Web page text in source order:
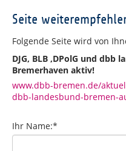
Seite
Folgende Seite wird von
DJG, BLB ,DPolG und dbb
Bremerhaven aktiv!
www.dbb-bremen.de/
dbb-landesbund-bremen-
Ihr Name:*